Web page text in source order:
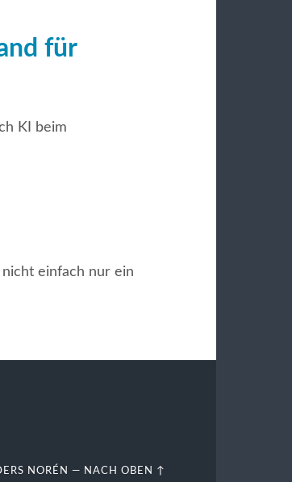
für
KI beim
einfach nur ein
NORÉN — NACH OBEN ↑